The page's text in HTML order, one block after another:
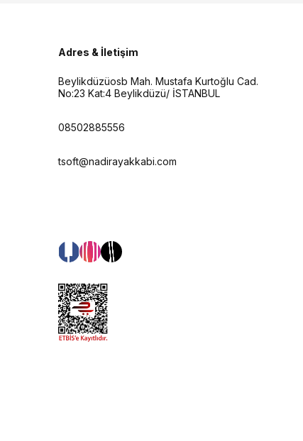
Adres & İletişim
Beylikdüzüosb Mah. Mustafa Kurtoğlu Cad.
No:23 Kat:4 Beylikdüzü/ İSTANBUL
08502885556
tsoft@nadirayakkabi.com